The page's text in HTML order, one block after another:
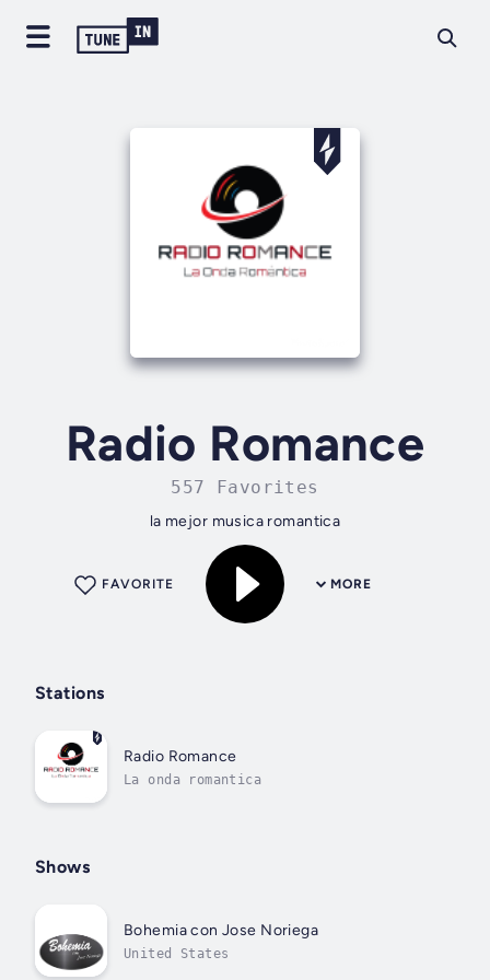
Radio Romance
557 Favorites
la mejor musica romantica
MORE
FAVORITE
Stations
Radio Romance
La onda romantica
Shows
Bohemia con Jose Noriega
United States